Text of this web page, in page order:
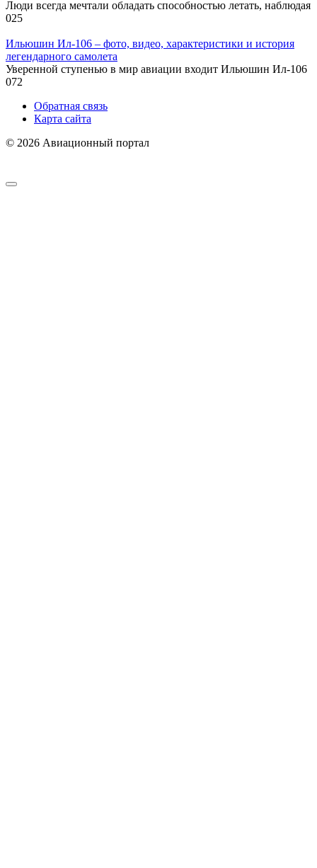
Люди всегда мечтали обладать способностью летать, наблюдая
025
Ильюшин Ил-106 – фото, видео, характеристики и история
легендарного самолета
Уверенной ступенью в мир авиации входит Ильюшин Ил-106
072
Обратная связь
Карта сайта
© 2026 Авиационный портал